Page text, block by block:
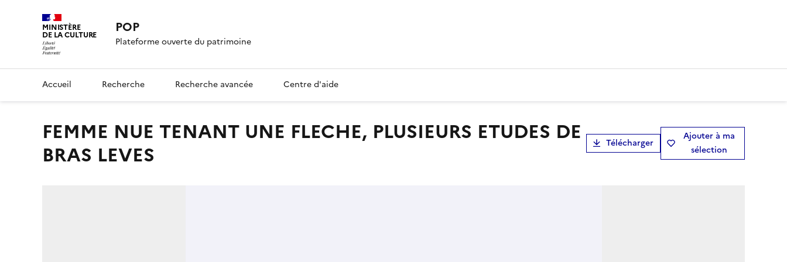
MINISTÈRE
DE LA CULTURE POP
Plateforme ouverte du patrimoine
Accueil Recherche Recherche avancée Centre d'aide
FEMME NUE TENANT UNE FLECHE, PLUSIEURS ETUDES DE
BRAS LEVES
Télécharger
Ajouter à ma
sélection